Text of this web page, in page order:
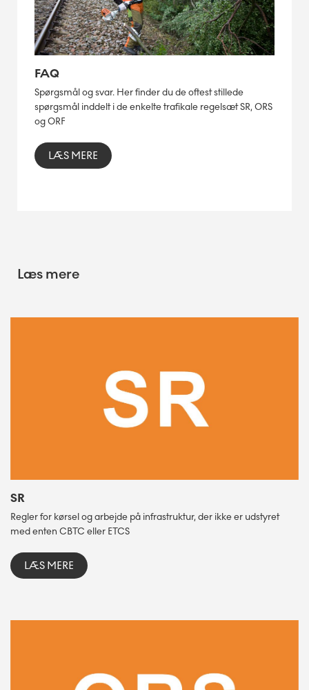
FAQ
Spørgsmål og svar. Her finder du de oftest stillede
spørgsmål inddelt i de enkelte trafikale regelsæt SR, ORS
og ORF
LÆS MERE
Læs mere
SR
Regler for kørsel og arbejde på infrastruktur, der ikke er udstyret
med enten CBTC eller ETCS
LÆS MERE